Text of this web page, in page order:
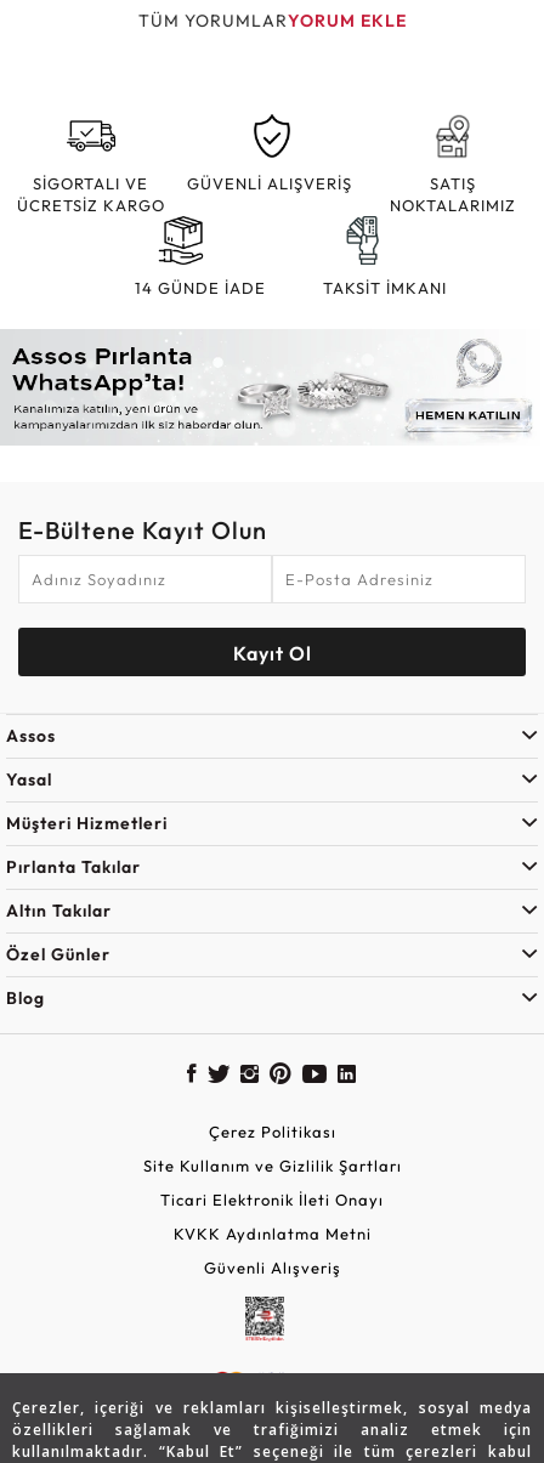
Çerezler, içeriği ve reklamları kişiselleştirmek, sosyal medya
özellikleri sağlamak ve trafiğimizi analiz etmek için
kullanılmaktadır. “Kabul Et” seçeneği ile tüm çerezleri kabul
TÜM YORUMLARYORUM EKLE
SİGORTALI VE
ÜCRETSİZ KARGO
GÜVENLİ ALIŞVERİŞ
SATIŞ
NOKTALARIMIZ
14 GÜNDE İADE TAKSİT İMKANI
E-Bültene Kayıt Olun
Kayıt Ol
Assos
Yasal
Müşteri Hizmetleri
Pırlanta Takılar
Altın Takılar
Özel Günler
Blog
Çerez Politikası
Site Kullanım ve Gizlilik Şartları
Ticari Elektronik İleti Onayı
KVKK Aydınlatma Metni
Güvenli Alışveriş